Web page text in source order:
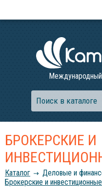
Международный
БРОКЕРСКИЕ И
Каталог
Деловые и
Брокерские и